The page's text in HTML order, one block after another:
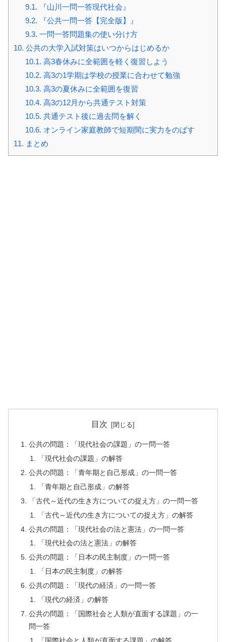
9.1. 『山川一問一答現代社会』
9.2. 『公共一問一答【完全版】』
9.3. 一問一答問題集の使い分け方
10. 公共の大学入試対策はいつからはじめるか
10.1. 高3春休みに全範囲を軽く復習しよう
10.2. 高3の1学期は学校の授業に合わせて勉強
10.3. 高3の夏休みに全範囲を復習
10.4. 高3の12月から共通テスト対策
10.5. 共通テスト後に過去問を解く
10.6. オンライン家庭教師で短期間に実力をのばす
11. まとめ
目次
公共の問題：「現代社会の課題」の一問一答
「現代社会の課題」の解答
公共の問題：「青年期と自己形成」の一問一答
「青年期と自己形成」の解答
「古代～近代の生き方についての捉え方」の一問一答
「古代～近代の生き方についての捉え方」の解答
公共の問題：「現代社会の法と憲法」の一問一答
「現代社会の法と憲法」の解答
公共の問題：「日本の民主制度」の一問一答
「日本の民主制度」の解答
公共の問題：「現代の経済」の一問一答
「現代の経済」の解答
公共の問題：「国際社会と人類が直面する課題」の一
問一答
「国際社会と人類が直面する課題」の解答